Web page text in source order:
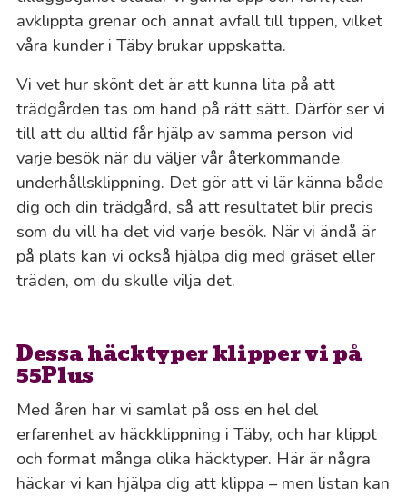
avklippta grenar och annat avfall till tippen, vilket
våra kunder i Täby brukar uppskatta.
Vi vet hur skönt det är att kunna lita på att
trädgården tas om hand på rätt sätt. Därför ser vi
till att du alltid får hjälp av samma person vid
varje besök när du väljer vår återkommande
underhållsklippning. Det gör att vi lär känna både
dig och din trädgård, så att resultatet blir precis
som du vill ha det vid varje besök. När vi ändå är
på plats kan vi också hjälpa dig med gräset eller
träden, om du skulle vilja det.
Dessa häcktyper klipper vi på
55Plus
Med åren har vi samlat på oss en hel del
erfarenhet av häckklippning i Täby, och har klippt
och format många olika häcktyper. Här är några
häckar vi kan hjälpa dig att klippa – men listan kan